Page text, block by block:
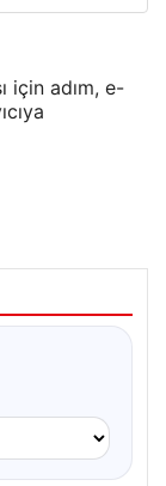
için adım, e-